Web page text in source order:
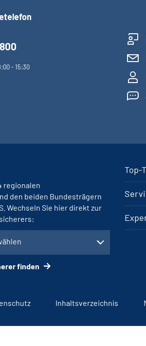
- 15:30
Top-
regionalen
den beiden Bundesträgern
Wechseln Sie hier direkt zur
finden
Inhaltsverzeichnis